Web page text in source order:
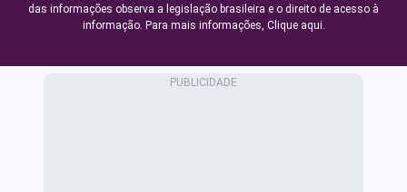
das informações observa a legislação brasileira e o direito de acesso à
informação. Para mais informações, Clique aqui.